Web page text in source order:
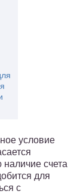
условие
счета
для
с